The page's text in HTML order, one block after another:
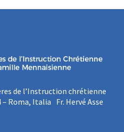
de l’Instruction chrétienne
– Roma, Italia Fr. Hervé Asse